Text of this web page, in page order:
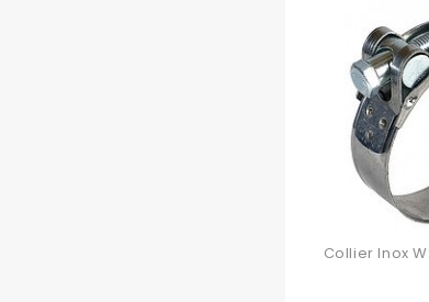
Collier Inox